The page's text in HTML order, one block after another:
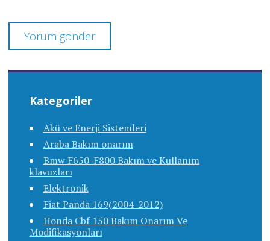
Kategoriler
Akü ve Enerji Sistemleri
Araba Bakım onarım
Bmw F650-F800 Bakım ve Kullanım
klavuzları
Elektronik
Fiat Panda 169(2004-2012)
Honda Cbf 150 Bakım Onarım Ve
Modifikasyonları